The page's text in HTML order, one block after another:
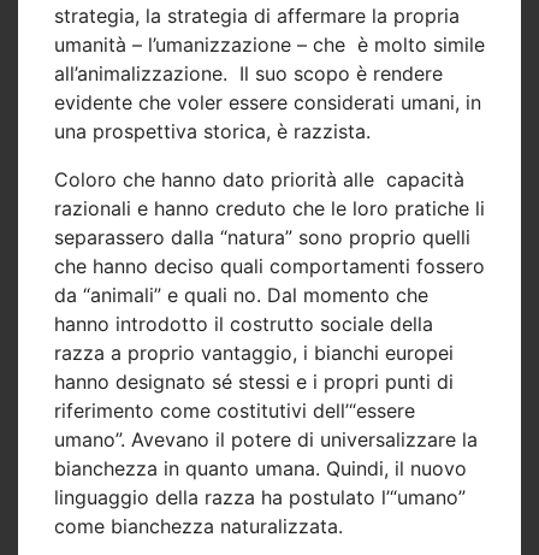
strategia, la strategia di affermare la propria
umanità – l’umanizzazione – che è molto simile
all’animalizzazione. Il suo scopo è rendere
evidente che voler essere considerati umani, in
una prospettiva storica, è razzista.
Coloro che hanno dato priorità alle capacità
razionali e hanno creduto che le loro pratiche li
separassero dalla “natura” sono proprio quelli
che hanno deciso quali comportamenti fossero
da “animali” e quali no. Dal momento che
hanno introdotto il costrutto sociale della
razza a proprio vantaggio, i bianchi europei
hanno designato sé stessi e i propri punti di
riferimento come costitutivi dell’“essere
umano”. Avevano il potere di universalizzare la
bianchezza in quanto umana. Quindi, il nuovo
linguaggio della razza ha postulato l’“umano”
come bianchezza naturalizzata.